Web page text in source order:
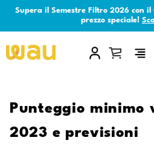
Supera il Semestre Filtro 2026 con il
prezzo speciale!
×
Punteggio minimo
2023 e previsioni